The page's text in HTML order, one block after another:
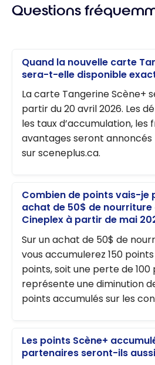
Questions
Quand la nouvelle carte
sera-t-elle disponible
La carte Tangerine Scène+
partir du 20 avril 2026. Les
les taux d’accumulation, les
avantages seront
sur sceneplus.ca.
Combien de points vais-je
achat de 50$ de nourriture
Cineplex à partir de mai
Sur un achat de 50$ de
vous accumulerez 150
points, soit une perte de 100
représente une diminution
points accumulés sur les
Les points Scène+
partenaires seront-ils